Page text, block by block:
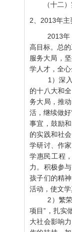
（十二）实
2、2013年主
2013年，
高目标。总
服务大局，
学人才，全
1）深入贯
的十八大和
务大局，推
活，继续做
事宜，鼓励
的实践和社
学研讨、作
学惠民工程
力。积极参
孩子们的精
活动，使文学
2）繁荣文
项目”，扎实
大社会影响